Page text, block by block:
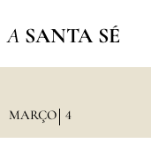
A SANTA SÉ
MARÇO 4